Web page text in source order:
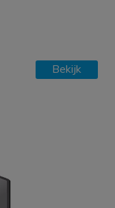
Bekijk